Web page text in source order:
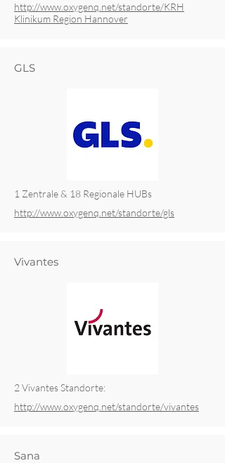
http://www.oxygenq.net/standorte/KRH
Klinikum Region Hannover
GLS
1 Zentrale & 18 Regionale HUBs
http://www.oxygenq.net/standorte/gls
Vivantes
2 Vivantes Standorte:
http://www.oxygenq.net/standorte/vivantes
Sana